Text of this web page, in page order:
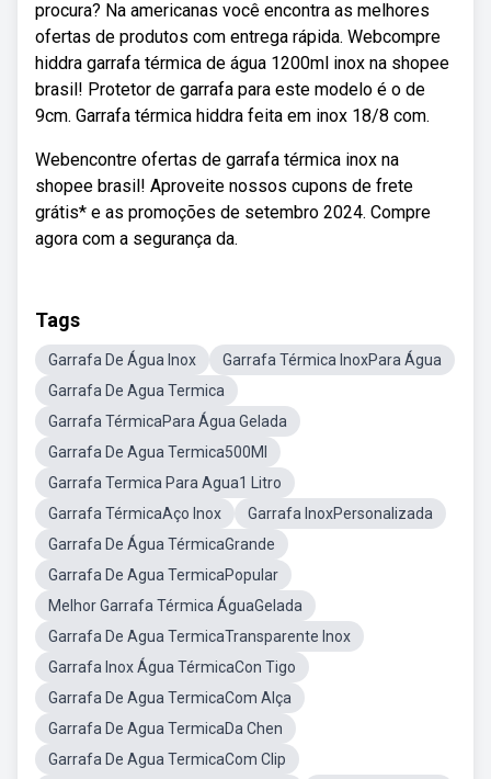
procura? Na americanas você encontra as melhores
ofertas de produtos com entrega rápida. Webcompre
hiddra garrafa térmica de água 1200ml inox na shopee
brasil! Protetor de garrafa para este modelo é o de
9cm. Garrafa térmica hiddra feita em inox 18/8 com.
Webencontre ofertas de garrafa térmica inox na
shopee brasil! Aproveite nossos cupons de frete
grátis* e as promoções de setembro 2024. Compre
agora com a segurança da.
Tags
Garrafa De Água Inox
Garrafa Térmica InoxPara Água
Garrafa De Agua Termica
Garrafa TérmicaPara Água Gelada
Garrafa De Agua Termica500Ml
Garrafa Termica Para Agua1 Litro
Garrafa TérmicaAço Inox
Garrafa InoxPersonalizada
Garrafa De Água TérmicaGrande
Garrafa De Agua TermicaPopular
Melhor Garrafa Térmica ÁguaGelada
Garrafa De Agua TermicaTransparente Inox
Garrafa Inox Água TérmicaCon Tigo
Garrafa De Agua TermicaCom Alça
Garrafa De Agua TermicaDa Chen
Garrafa De Agua TermicaCom Clip